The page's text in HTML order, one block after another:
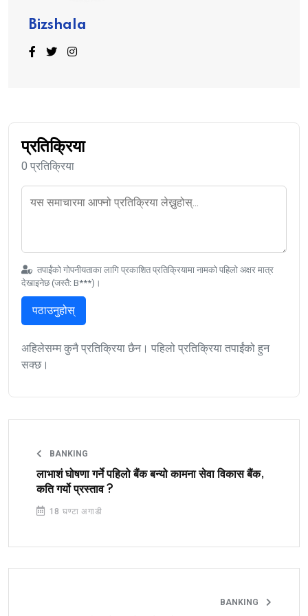
Bizshala
प्रतिक्रिया
0 प्रतिक्रिया
तपाईंको गोपनीयताका लागि प्रकाशित प्रतिक्रियामा नामको पहिलो अक्षर मात्र
देखाइनेछ (जस्तै: B***)।
पठाउनुहोस्
अहिलेसम्म कुनै प्रतिक्रिया छैन। पहिलो प्रतिक्रिया तपाईंको हुन
सक्छ।
BANKING
लाभाशं घोषणा गर्ने पहिलो बैंक बन्यो कामना सेवा विकास बैंक,
कति गर्यो प्रस्ताव ?
18 घण्टा अगाडी
BANKING